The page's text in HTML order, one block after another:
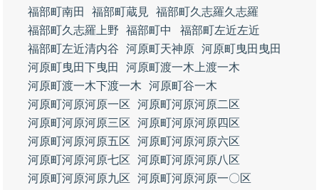
福部町南田
福部町蔵見
福部町久志羅久志羅
福部町久志羅上野
福部町中
福部町左近左近
福部町左近清内谷
河原町天神原 河原町曳田曳田
河原町曳田下曳田
河原町渡一木上渡一木
河原町渡一木下渡一木
河原町谷一木
河原町河原河原一区
河原町河原河原二区
河原町河原河原三区
河原町河原河原四区
河原町河原河原五区
河原町河原河原六区
河原町河原河原七区
河原町河原河原八区
河原町河原河原九区
河原町河原河原一〇区